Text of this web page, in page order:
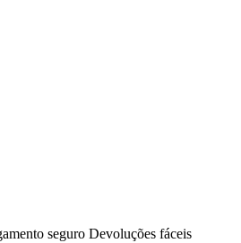
seguro Devoluções fáceis